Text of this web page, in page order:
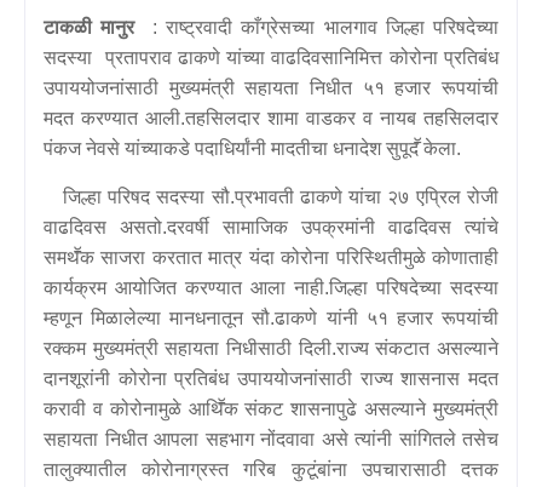
टाकळी मानुर: राष्ट्रवादी काँग्रेसच्या भालगाव जिल्हा परिषदेच्या
सदस्या प्रतापराव ढाकणे यांच्या वाढदिवसानिमित्त कोरोना प्रतिबंध
उपाययोजनांसाठी मुख्यमंत्री सहायता निधीत ५१ हजार रूपयांची
मदत करण्यात आली.तहसिलदार शामा वाडकर व नायब तहसिलदार
पंकज नेवसे यांच्याकडे पदाधिर्यांनी मादतीचा धनादेश सुपूदॕ केला.
जिल्हा परिषद सदस्या सौ.प्रभावती ढाकणे यांचा २७ एप्रिल रोजी
वाढदिवस असतो.दरवर्षी सामाजिक उपक्रमांनी वाढदिवस त्यांचे
समथॕक साजरा करतात मात्र यंदा कोरोना परिस्थितीमुळे कोणाताही
कार्यक्रम आयोजित करण्यात आला नाही.जिल्हा परिषदेच्या सदस्या
म्हणून मिळालेल्या मानधनातून सौ.ढाकणे यांनी ५१ हजार रूपयांची
रक्कम मुख्यमंत्री सहायता निधीसाठी दिली.राज्य संकटात असल्याने
दानशूरांनी कोरोना प्रतिबंध उपाययोजनांसाठी राज्य शासनास मदत
करावी व कोरोनामुळे आथिॕक संकट शासनापुढे असल्याने मुख्यमंत्री
सहायता निधीत आपला सहभाग नोंदवावा असे त्यांनी सांगितले तसेच
तालुक्यातील कोरोनाग्रस्त गरिब कुटूंबांना उपचारासाठी दत्तक